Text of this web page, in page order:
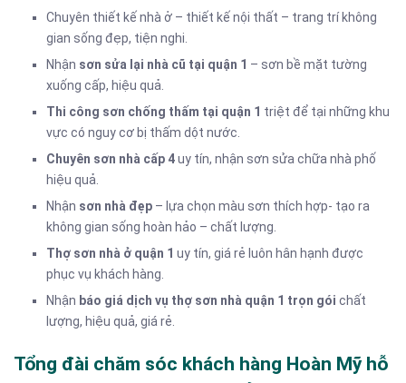
Chuyên thiết kế nhà ở – thiết kế nội thất – trang trí không
gian sống đẹp, tiện nghi.
Nhận sơn sửa lại nhà cũ tại quận 1 – sơn bề mặt tường
xuống cấp, hiệu quả.
Thi công sơn chống thấm tại quận 1 triệt để tại những khu
vực có nguy cơ bị thấm dột nước.
Chuyên sơn nhà cấp 4uy tín, nhận sơn sửa chữa nhà phố
hiệu quả.
Nhận sơn nhà đẹp – lựa chọn màu sơn thích hợp- tạo ra
không gian sống hoàn hảo – chất lượng.
Thợ sơn nhà ở quận 1 uy tín, giá rẻ luôn hân hạnh được
phục vụ khách hàng.
Nhận báo giá dịch vụ thợ sơn nhà quận 1 trọn gói chất
lượng, hiệu quả, giá rẻ.
Tổng đài chăm sóc khách hàng Hoàn Mỹ hỗ